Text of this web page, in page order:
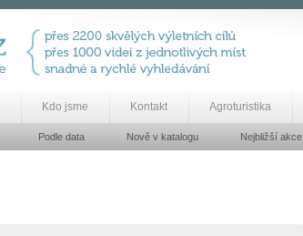
Kdo jsme Kontakt Agroturistika
Podle data Nově v katalogu Nejbližší akce